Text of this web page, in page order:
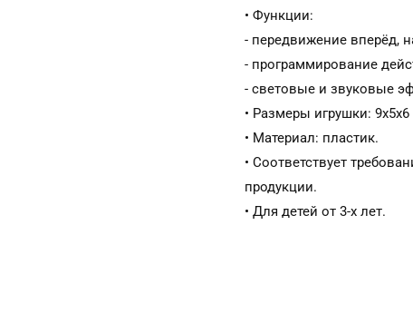
• Функции:
- передвижение вперёд,
- программирование
- световые и звуковые
• Размеры игрушки:
• Материал: пластик.
• Соответствует
продукции.
• Для детей от 3-х лет.